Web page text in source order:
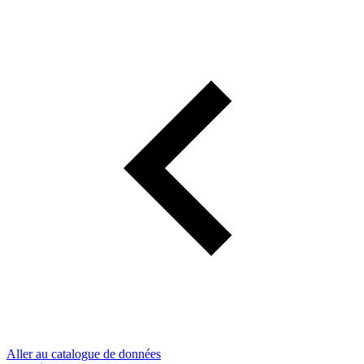
Aller au catalogue de données